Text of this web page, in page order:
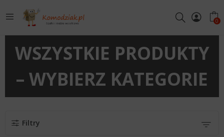
0
WSZYSTKIE PRODUKTY
– WYBIERZ KATEGORIE
Filtry